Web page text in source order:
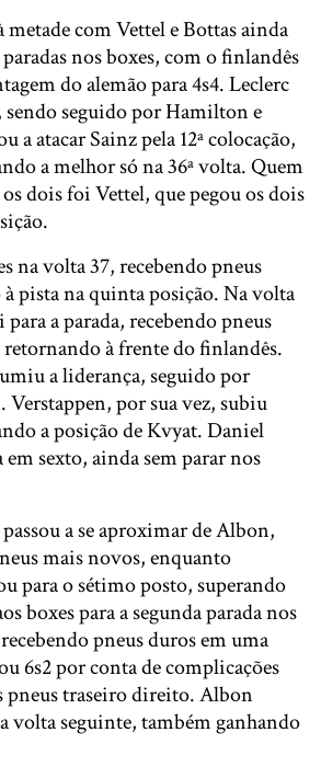
com Vettel e Bottas ainda
nos boxes, com o finlandês
do alemão para 4s4. Leclerc
seguido por Hamilton e
a atacar Sainz pela 12ª colocação,
a melhor só na 36ª volta. Quem
dois foi Vettel, que pegou os dois
na volta 37, recebendo pneus
pista na quinta posição. Na volta
a parada, recebendo pneus
à frente do finlandês.
a liderança, seguido por
por sua vez, subiu
a posição de Kvyat. Daniel
sexto, ainda sem parar nos
a se aproximar de Albon,
mais novos, enquanto
para o sétimo posto, superando
boxes para a segunda parada nos
pneus duros em uma
6s2 por conta de complicações
pneus traseiro direito. Albon
volta seguinte, também ganhando